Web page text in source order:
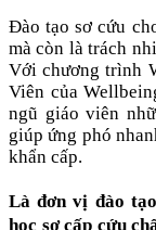
Đào tạo sơ cứu
mà còn là trách
Với chương trình
Viên của
ngũ giáo viên
giúp ứng phó
khẩn cấp.
Là đơn vị đào
học sơ cấp cứu